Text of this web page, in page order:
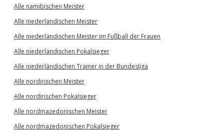
Alle namibischen Meister
Alle niederländischen Meister
Alle niederländischen Meister im Fußball der Frauen
Alle niederländischen Pokalsieger
Alle niederländischen Trainer in der Bundesliga
Alle nordirischen Meister
Alle nordirischen Pokalsieger
Alle nordmazedonischen Meister
Alle nordmazedonischen Pokalsieger